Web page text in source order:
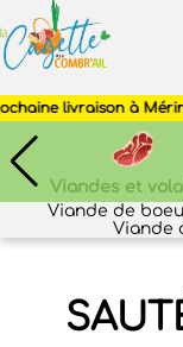
des
Viandes et
Viande de
Viande